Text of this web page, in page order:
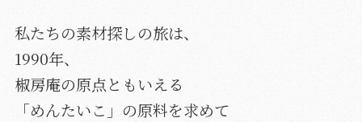
私たちの素材探しの旅は、
1990年、
椒房庵の原点ともいえる
「めんたいこ」の原料を求めて